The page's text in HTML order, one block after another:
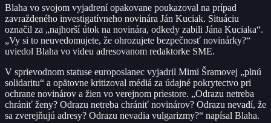
Blaha vo svojom vyjadrení opakovane poukazoval na prípad
zavraždeného investigatívneho novinára Ján Kuciak. Situáciu
označil za „najhorší útok na novinára, odkedy zabili Jána Kuciaka“.
„Vy si to neuvedomujete, že ohrozujete bezpečnosť novinárky?“
uviedol Blaha vo videu adresovanom redaktorke SME.
V sprievodnom statuse europoslanec vyjadril Mimi Šramovej „plnú
solidaritu“ a opätovne kritizoval médiá za údajné pokrytectvo pri
ochrane novinárov a žien vo verejnom priestore. „Odrazu netreba
chrániť ženy? Odrazu netreba chrániť novinárov? Odrazu nevadí, že
sa zverejňujú adresy? Odrazu nevadia vulgarizmy?“ napísal Blaha.